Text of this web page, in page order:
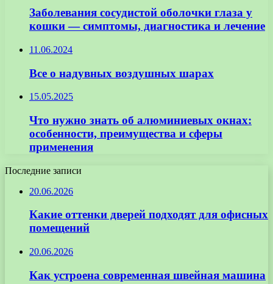
Заболевания сосудистой оболочки глаза у
кошки — симптомы, диагностика и лечение
11.06.2024
Все о надувных воздушных шарах
15.05.2025
Что нужно знать об алюминиевых окнах:
особенности, преимущества и сферы
применения
Последние записи
20.06.2026
Какие оттенки дверей подходят для офисных
помещений
20.06.2026
Как устроена современная швейная машина